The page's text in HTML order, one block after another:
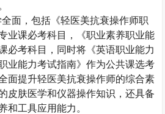
面，包括《轻医美抗衰操作师职
业课必考科目，《职业素养职业能
必考科目，同时将《英语职业能力
业能力考试指南》作为公共课选考
面提升轻医美抗衰操作师的综合素
皮肤医学和仪器操作知识，还具备
和工具应用能力。